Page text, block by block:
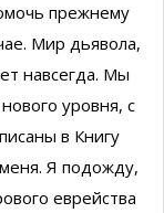
прежнему
Мир дьявола,
навсегда. Мы
уровня, с
в Книгу
Я подожду,
еврейства